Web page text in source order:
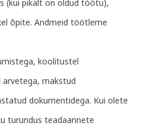
(kui pikalt on oldud töötu),
õpite. Andmeid töötleme
koolitustel
makstud
dokumentidega. Kui olete
turundus teadaannete